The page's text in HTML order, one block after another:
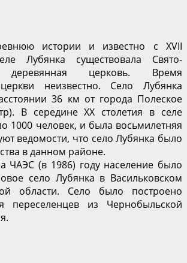
истории и известно с XVII
Лубянка существовала Свято-
деревянная церковь. Время
церкви неизвестно. Село Лубянка
36 км от города Полеское
В середине XX столетия в селе
1000 человек, и была восьмилетняя
ведомости, что село Лубянка было
в данном районе.
ЧАЭС (в 1986) году население было
село Лубянка в Васильковском
области. Село было построено
переселенцев из Чернобыльской